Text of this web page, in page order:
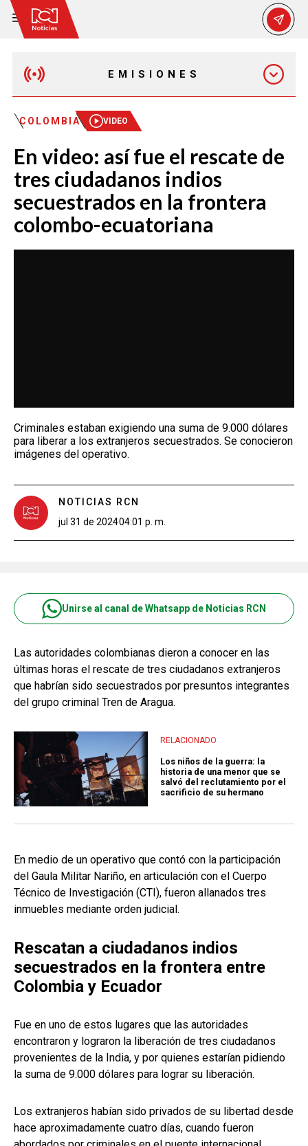
EMISIONES
MAÑANA EXPRESS
EMISIÓN 12:30 PM
EMISIÓN 7:00 PM
EMISIÓN 11:30 PM
COLOMBIA VIDEO
En video: así fue el rescate de
tres ciudadanos indios
secuestrados en la frontera
colombo-ecuatoriana
Criminales estaban exigiendo una suma de 9.000 dólares
para liberar a los extranjeros secuestrados. Se conocieron
imágenes del operativo.
NOTICIAS RCN
jul 31 de 202404:01 p. m.
Unirse al canal de Whatsapp de Noticias RCN
Las autoridades colombianas dieron a conocer en las
últimas horas el rescate de tres ciudadanos extranjeros
que habrían sido secuestrados por presuntos integrantes
del grupo criminal Tren de Aragua.
RELACIONADO
Los niños de la guerra: la
historia de una menor que se
salvó del reclutamiento por el
sacrificio de su hermano
En medio de un operativo que contó con la participación
del Gaula Militar Nariño, en articulación con el Cuerpo
Técnico de Investigación (CTI), fueron allanados tres
inmuebles mediante orden judicial.
Rescatan a ciudadanos indios
secuestrados en la frontera entre
Colombia y Ecuador
Fue en uno de estos lugares que las autoridades
encontraron y lograron la liberación de tres ciudadanos
provenientes de la India, y por quienes estarían pidiendo
la suma de 9.000 dólares para lograr su liberación.
Los extranjeros habían sido privados de su libertad desde
hace aproximadamente cuatro días, cuando fueron